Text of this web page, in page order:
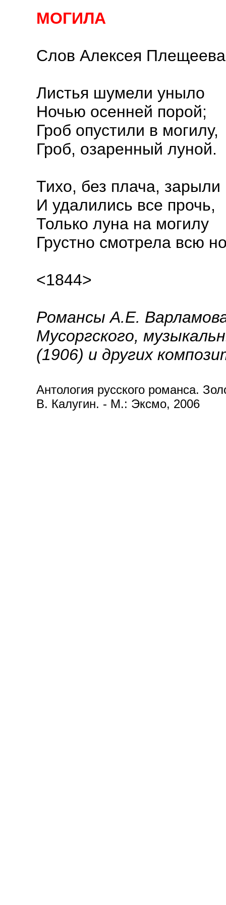
МОГИЛА
Слов Алексея Плещеева
Листья шумели уныло
Ночью осенней порой;
Гроб опустили в могилу,
Гроб, озаренный луной.
Тихо, без плача, зарыли
И удалились все прочь,
Только луна на могилу
Грустно смотрела всю
<1844>
Романсы А.Е.
Мусоргского,
(1906) и других
Антология русского романса.
В. Калугин. - М.: Эксмо, 2006